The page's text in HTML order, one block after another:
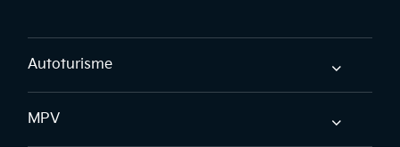
Autoturisme
MPV